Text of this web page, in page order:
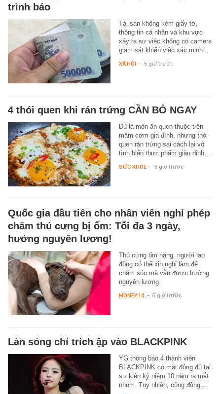
trình báo
Tài sản không kèm giấy tờ,
thông tin cá nhân và khu vực
xảy ra sự việc không có camera
giám sát khiến việc xác minh…
XÃ HỘI - 5 giờ trước
4 thói quen khi rán trứng CẦN BỎ NGAY
Dù là món ăn quen thuộc trên
mâm cơm gia đình, nhưng thói
quen rán trứng sai cách lại vô
tình biến thực phẩm giàu dinh…
SỨC KHỎE - 5 giờ trước
Quốc gia đầu tiên cho nhân viên nghỉ phép
chăm thú cưng bị ốm: Tối đa 3 ngày,
hưởng nguyên lương!
Thú cưng ốm nặng, người lao
động có thể xin nghỉ làm để
chăm sóc mà vẫn được hưởng
nguyên lương.
MONEY.14 - 5 giờ trước
Làn sóng chỉ trích ập vào BLACKPINK
YG thông báo 4 thành viên
BLACKPINK có mặt đông đủ tại
sự kiện kỷ niệm 10 năm ra mắt
nhóm. Tuy nhiên, cộng đồng…